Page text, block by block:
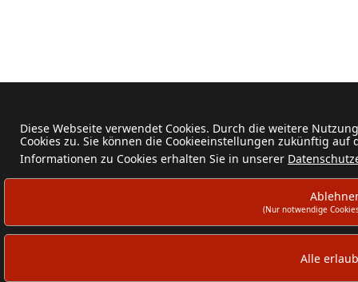
Diese Webseite verwendet Cookies. Durch die weitere
Cookies zu. Sie können die Cookieeinstellungen zukünftig
Informationen zu Cookies erhalten Sie in unserer
(Nur notwendige
Alle